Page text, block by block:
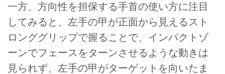
一方、方向性を担保する手首の使い方に注目
してみると、左手の甲が正面から見えるスト
ロンググリップで握ることで、インパクトゾ
ーンでフェースをターンさせるような動きは
見られず、左手の甲がターゲットを向いたま